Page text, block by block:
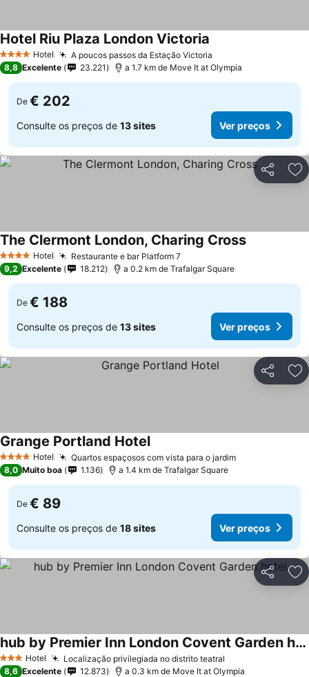
4 EstrelasHotel A poucos passos da Estação Victoria
Hotel Riu Plaza London Victoria
8,8 Excelente 23.221 a 1.7 km de Move It at Olympia
De € 202
Consulte os preços de 13 sites Ver preços
Partilhar
4 EstrelasHotel Restaurante e bar Platform 7
The Clermont London, Charing Cross
9,2 Excelente 18.212 a 0.2 km de Trafalgar Square
De € 188
Consulte os preços de 13 sites Ver preços
Partilhar
4 EstrelasHotel Quartos espaçosos com vista para o jardim
Grange Portland Hotel
8,0 Muito boa 1.136 a 1.4 km de Trafalgar Square
De € 89
Consulte os preços de 18 sites Ver preços
Partilhar
3 EstrelasHotel Localização privilegiada no distrito teatral
hub by Premier Inn London Covent Garden hotel
8,6 Excelente 12.873 a 0.3 km de Move It at Olympia